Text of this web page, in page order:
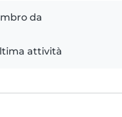
da
attività